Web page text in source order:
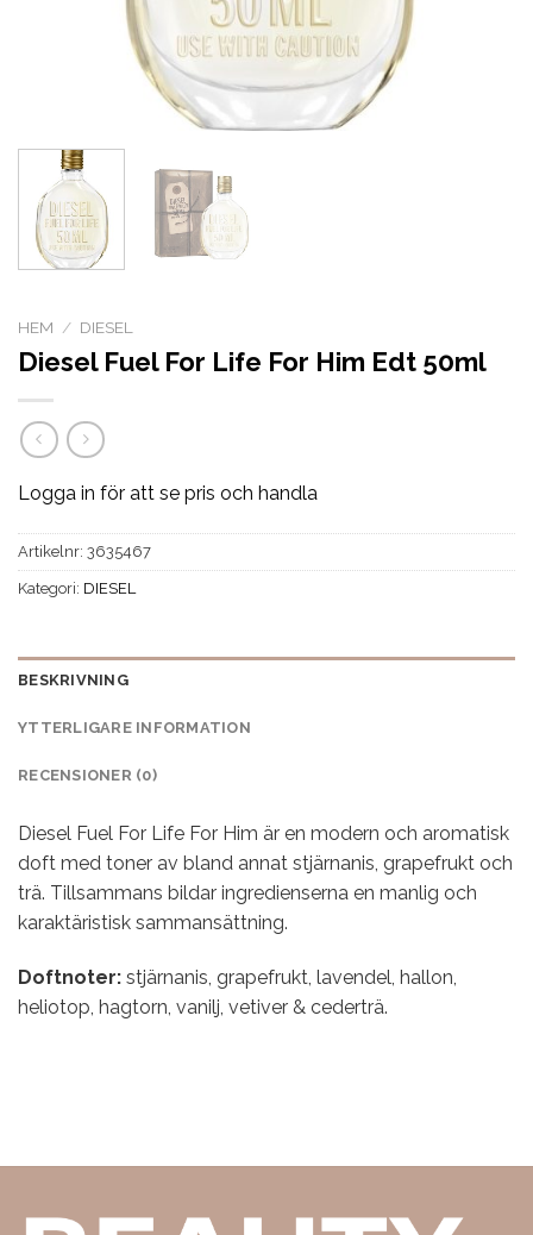
HEM / DIESEL
Diesel Fuel For Life For Him Edt 50ml
Logga in för att se pris och handla
Artikelnr: 3635467
Kategori: DIESEL
BESKRIVNING
YTTERLIGARE INFORMATION
RECENSIONER (0)
Diesel Fuel For Life For Him är en modern och aromatisk
doft med toner av bland annat stjärnanis, grapefrukt och
trä. Tillsammans bildar ingredienserna en manlig och
karaktäristisk sammansättning.
Doftnoter: stjärnanis, grapefrukt, lavendel, hallon,
heliotop, hagtorn, vanilj, vetiver & cederträ.